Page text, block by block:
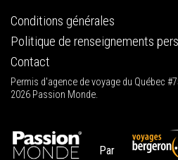
Conditions générales
Politique de renseignements
Contact
Permis d'agence de voyage du Québec
2026 Passion Monde.
Par